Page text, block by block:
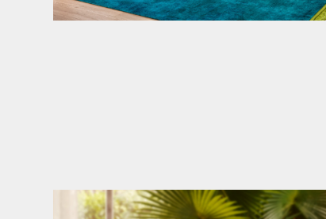
Den Kopf anlehnen. Die Gedanken auf Reisen...